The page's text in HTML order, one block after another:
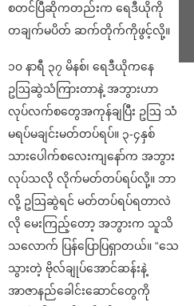
စတင်ပြီဆိုကတည်းက ရေဒီယိုကို
တချက်မပိတ် ဆက်တိုက်ကိုဖွင့်လို့။
၁၀ နာရီ ၃၇ မိနစ်၊ ရေဒီယိုကနေ
ဥဩဆွဲသံကြားတာနဲ့ အဘွားဟာ
လုပ်လက်စတွေအကုန်ချပြီး ဥဩ သံ
မရပ်မချင်းမတ်တပ်ရပ်။ ၃-၄နှစ်
သားပေါက်စလေးကျနော်က အဘွား
လုပ်သလို လိုက်မတ်တပ်ရပ်လို့။ ဘာ
လို့ ဥဩဆွဲရင် မတ်တပ်ရပ်ရတာလဲ
လို မေးကြည့်တော့ အဘွားက သူသိ
သလောက် ပြန်ပြောပြရှာတယ်။ “သေ
သွားတဲ့ ဗိုလ်ချုပ်အောင်ဆန်းနဲ့
အာဇာနည်ခေါင်းဆောင်တွေကို